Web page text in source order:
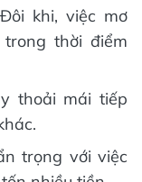
Đôi khi, việc mơ
thời điểm
thoải mái tiếp
trọng với việc